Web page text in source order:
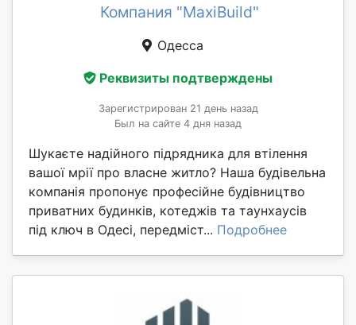
Компания "MaxiBuild"
Одесса
Реквизиты подтверждены
Зарегистрирован 21 день назад
Был на сайте 4 дня назад
Шукаєте надійного підрядника для втілення
вашої мрії про власне житло? Наша будівельна
компанія пропонує професійне будівництво
приватних будинків, котеджів та таунхаусів
під ключ в Одесі, передміст... Подробнее